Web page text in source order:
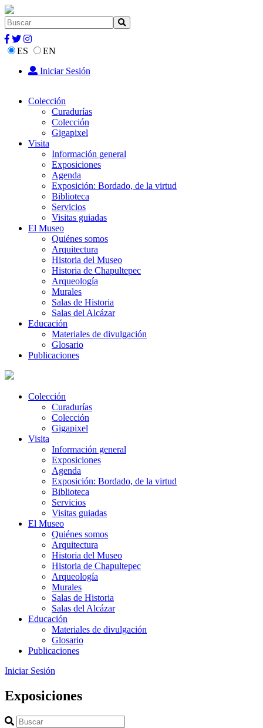
ES
EN
Iniciar Sesión
Colección
Curadurías
Colección
Gigapixel
Visita
Información general
Exposiciones
Agenda
Exposición: Bordado, de la virtud
Biblioteca
Servicios
Visitas guiadas
El Museo
Quiénes somos
Arquitectura
Historia del Museo
Historia de Chapultepec
Arqueología
Murales
Salas de Historia
Salas del Alcázar
Educación
Materiales de divulgación
Glosario
Publicaciones
Colección
Curadurías
Colección
Gigapixel
Visita
Información general
Exposiciones
Agenda
Exposición: Bordado, de la virtud
Biblioteca
Servicios
Visitas guiadas
El Museo
Quiénes somos
Arquitectura
Historia del Museo
Historia de Chapultepec
Arqueología
Murales
Salas de Historia
Salas del Alcázar
Educación
Materiales de divulgación
Glosario
Publicaciones
Iniciar Sesión
Exposiciones